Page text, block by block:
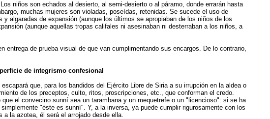
niños son echados al desierto, al semi-desierto o al páramo, donde errarán hasta
muchas mujeres son violadas, poseídas, retenidas. Se sucede el uso de
algaradas de expansión (aunque los últimos se apropiaban de los niños de los
(aunque aquellas tropas califales ni asesinaban ni desterraban a los niños, a
de prueba visual de que van cumplimentando sus encargos. De lo contrario,
de integrismo confesional
que, para los bandidos del Ejército Libre de Siria a su irrupción en la aldea o
de los preceptos, culto, ritos, proscripciones, etc., que conforman el credo.
el convecino sunní sea un tarambana y un mequetrefe o un "licencioso": si se ha
"éste es sunní". Y, a la inversa, ya puede cumplir rigurosamente con los
la azotea, él será el arrojado desde ella.